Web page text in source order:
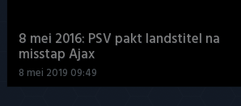
8 mei 2016: PSV pakt landstitel na
misstap Ajax
8 mei 2019 09:49